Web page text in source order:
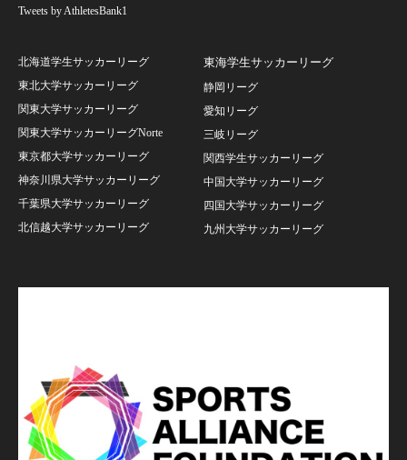
Tweets by AthletesBank1
北海道学生サッカーリーグ
東北大学サッカーリーグ
関東大学サッカーリーグ
関東大学サッカーリーグNorte
東京都大学サッカーリーグ
神奈川県大学サッカーリーグ
千葉県大学サッカーリーグ
北信越大学サッカーリーグ
東海学生サッカーリーグ
静岡リーグ
愛知リーグ
三岐リーグ
関西学生サッカーリーグ
中国大学サッカーリーグ
四国大学サッカーリーグ
九州大学サッカーリーグ